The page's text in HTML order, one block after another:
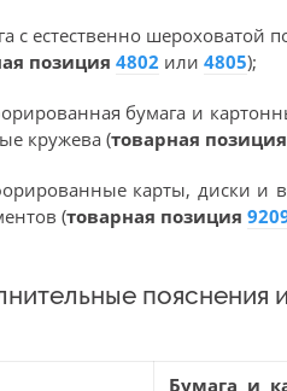
с естественно
позиция 4802 или 4805);
бумага и
кружева (товарная позиция
карты, диски и
(товарная позиция
пояснения
Бумага и